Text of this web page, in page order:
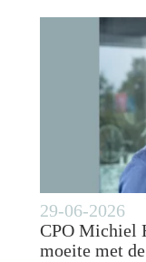
29-06-2026
CPO Michiel
moeite met